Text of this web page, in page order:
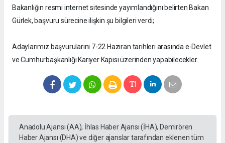
Bakanlığın resmi internet sitesinde yayımlandığını belirten Bakan
Gürlek, başvuru sürecine ilişkin şu bilgileri verdi;
Adaylarımız başvurularını 7-22 Haziran tarihleri arasında e-Devlet
ve Cumhurbaşkanlığı Kariyer Kapısı üzerinden yapabilecekler.
Anadolu Ajansı (AA), İhlas Haber Ajansı (İHA), Demirören
Haber Ajansı (DHA) ve diğer ajanslar tarafından eklenen tüm